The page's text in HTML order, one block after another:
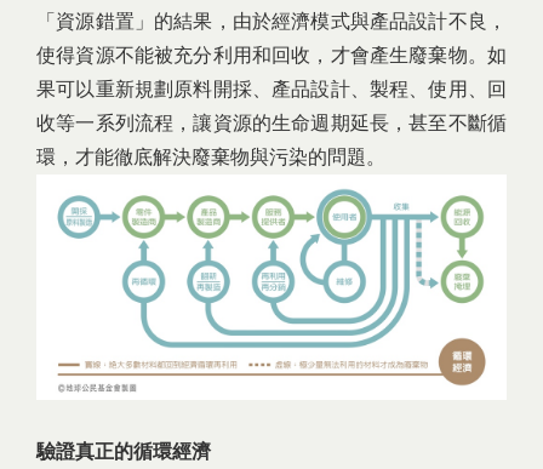
「資源錯置」的結果，由於經濟模式與產品設計不良，
使得資源不能被充分利用和回收，才會產生廢棄物。如
果可以重新規劃原料開採、產品設計、製程、使用、回
收等一系列流程，讓資源的生命週期延長，甚至不斷循
環，才能徹底解決廢棄物與污染的問題。
驗證真正的循環經濟